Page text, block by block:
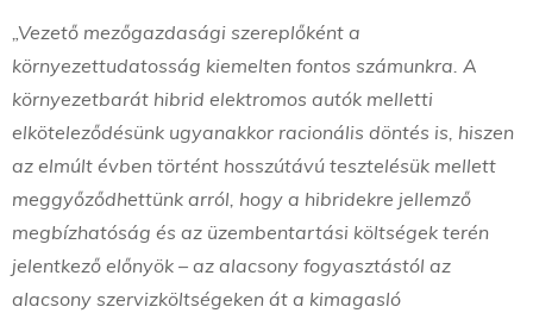
„Vezető mezőgazdasági szereplőként a
környezettudatosság kiemelten fontos számunkra. A
környezetbarát hibrid elektromos autók melletti
elköteleződésünk ugyanakkor racionális döntés is, hiszen
az elmúlt évben történt hosszútávú tesztelésük mellett
meggyőződhettünk arról, hogy a hibridekre jellemző
megbízhatóság és az üzembentartási költségek terén
jelentkező előnyök – az alacsony fogyasztástól az
alacsony szervizköltségeken át a kimagasló